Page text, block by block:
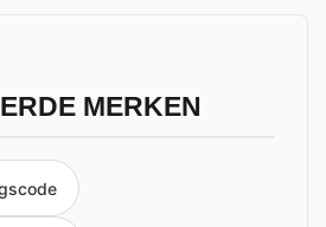
MERKEN